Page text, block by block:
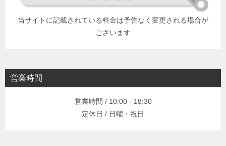
当サイトに記載されている料金は予告なく変更される場合が
ございます
営業時間
営業時間 / 10:00 - 18:30
定休日 / 日曜・祝日